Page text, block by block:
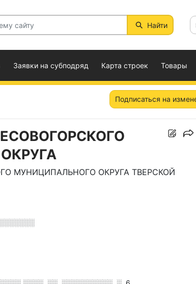
Найти
Заявки на субподряд Карта строек Товары
Подписаться на
МУНИЦИПАЛЬНОГО ОКРУГА ТВЕРСКОЙ